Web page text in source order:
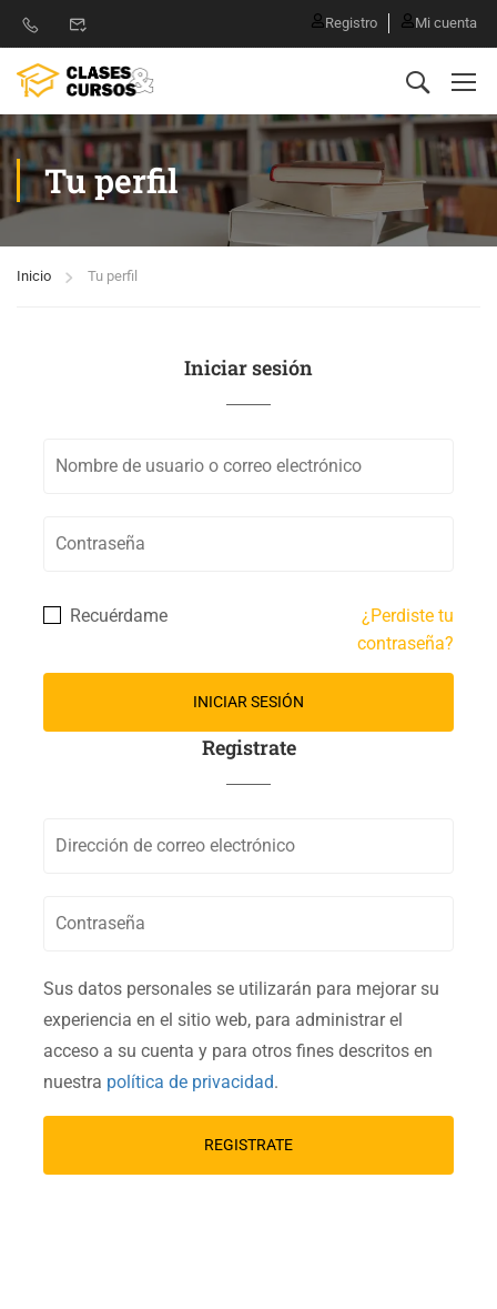
Registro Mi cuenta
Tu perfil
Inicio Tu perfil
Iniciar sesión
Recuérdame
¿Perdiste tu
contraseña?
Registrate
Sus datos personales se utilizarán para mejorar su
experiencia en el sitio web, para administrar el
acceso a su cuenta y para otros fines descritos en
nuestra política de privacidad.